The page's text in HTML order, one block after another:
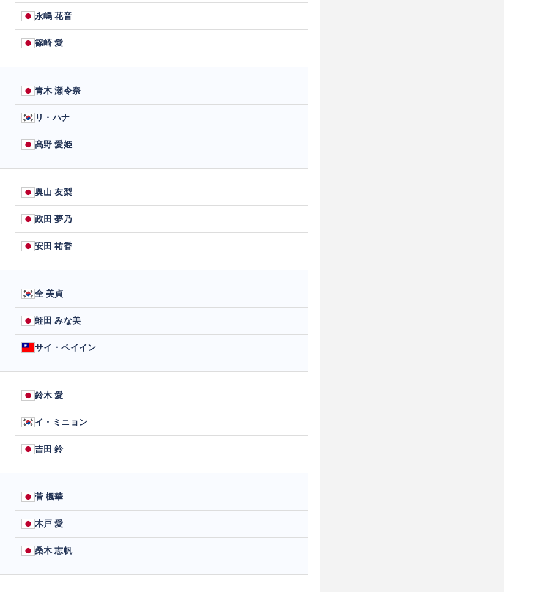
永嶋 花音
篠崎 愛
青木 瀬令奈
リ・ハナ
髙野 愛姫
奥山 友梨
政田 夢乃
安田 祐香
全 美貞
蛭田 みな美
サイ・ペイイン
鈴木 愛
イ・ミニョン
吉田 鈴
菅 楓華
木戸 愛
桑木 志帆